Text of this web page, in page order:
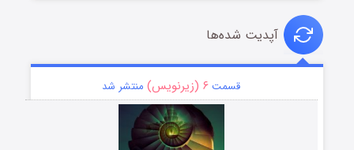
آپدیت شده‌ها
قسمت ۶ (زیرنویس) منتشر شد